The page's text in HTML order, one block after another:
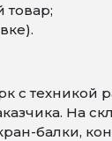
с техникой
На
балки,